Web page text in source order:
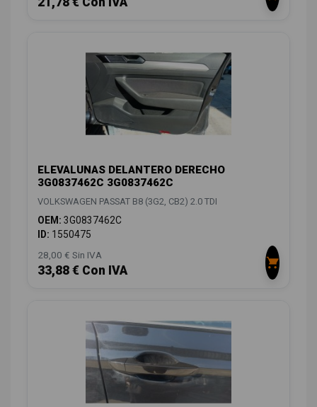
ELEVALUNAS DELANTERO DERECHO
3G0837462C 3G0837462C
VOLKSWAGEN PASSAT B8 (3G2, CB2) 2.0 TDI
OEM: 3G0837462C
ID: 1550475
28,00 € Sin IVA
33,88 € Con IVA